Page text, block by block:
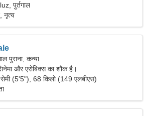
पुर्तगाल
नृत्य
पुराना, कन्या
और एरोबिक्स का शौक है।
(5'5"), 68 किलो (149 एलबीएस)